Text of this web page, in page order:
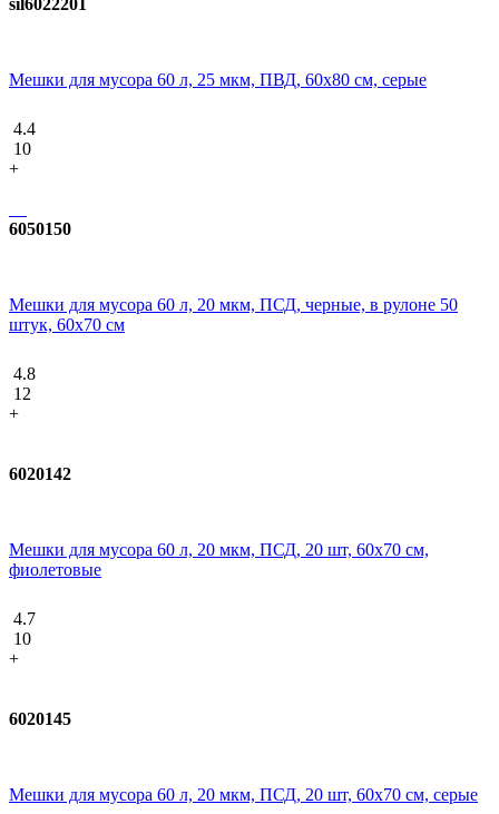
Мешки для мусора 60 л, 25 мкм, ПВД, 60х80 см, серые
4.4
10
+
6050150
Мешки для мусора 60 л, 20 мкм, ПСД, черные, в рулоне 50
штук, 60х70 см
4.8
12
+
6020142
Мешки для мусора 60 л, 20 мкм, ПСД, 20 шт, 60х70 см,
фиолетовые
4.7
10
+
6020145
Мешки для мусора 60 л, 20 мкм, ПСД, 20 шт, 60х70 см, серые